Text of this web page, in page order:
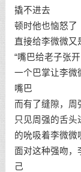
撬不进去
顿时他也恼怒了
直接给李微微又
“嘴巴给老子张
一个巴掌让李微
嘴巴
而有了缝隙，周
只见周强的舌头
的吮吸着李微微
面对这种强吻，
己